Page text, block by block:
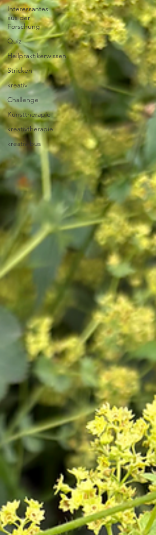
Interessantes
aus der
Forschung
Quiz
Heilpraktikerwissen
Stricken
kreativ
Challenge
Kunsttherapie
kreativtherapie
kreativ-bus